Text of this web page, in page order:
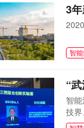
3
智
“
智
技
的“